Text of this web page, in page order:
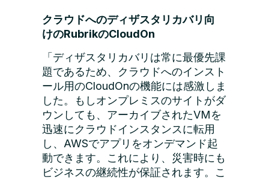
クラウドへのディザスタリカバリ向
けのRubrikのCloudOn
「ディザスタリカバリは常に最優先課
題であるため、クラウドへのインスト
ール用のCloudOnの機能には感激しま
した。もしオンプレミスのサイトがダ
ウンしても、アーカイブされたVMを
迅速にクラウドインスタンスに転用
し、AWSでアプリをオンデマンド起
動できます。これにより、災害時にも
ビジネスの継続性が保証されます。こ